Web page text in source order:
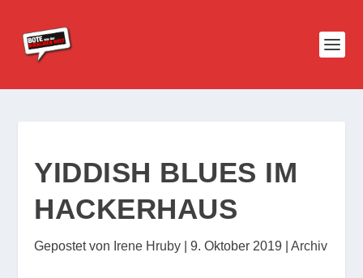
YIDDISH BLUES IM
HACKERHAUS
Gepostet von Irene Hruby |9. Oktober 2019 |Archiv